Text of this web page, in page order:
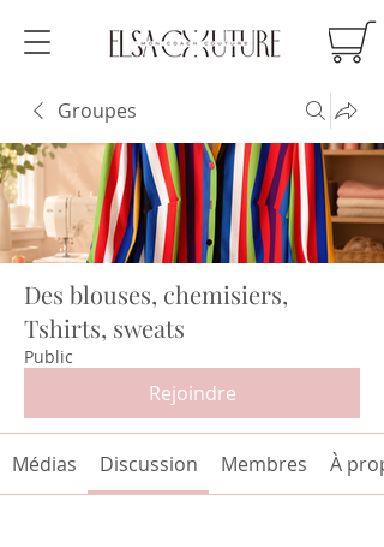
Groupes
Des blouses, chemisiers,
Tshirts, sweats
Public
Rejoindre
Médias Discussion Membres À